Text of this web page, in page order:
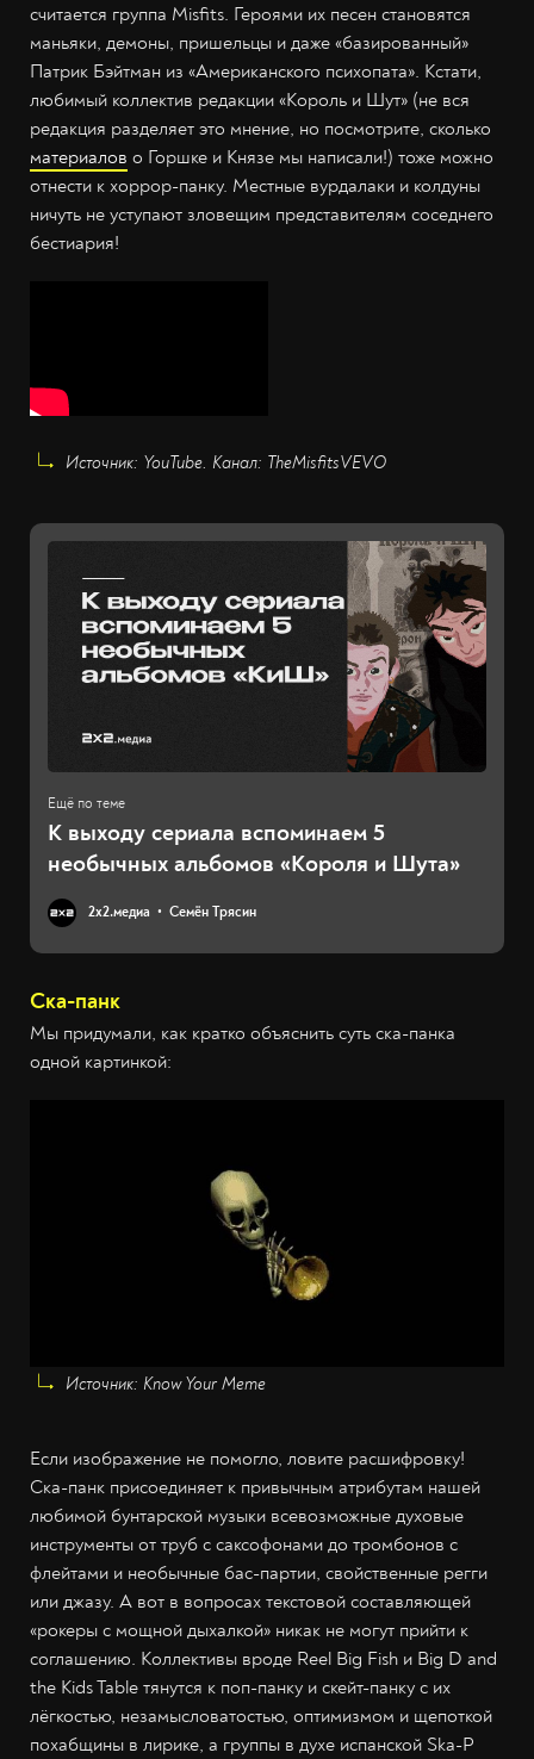
считается группа Misfits. Героями их песен становятся
маньяки, демоны, пришельцы и даже «базированный»
Патрик Бэйтман из «Американского психопата». Кстати,
любимый коллектив редакции «Король и Шут» (не вся
редакция разделяет это мнение, но посмотрите, сколько
материалов о Горшке и Князе мы написали!) тоже можно
отнести к хоррор-панку. Местные вурдалаки и колдуны
ничуть не уступают зловещим представителям соседнего
бестиария!
Источник: YouTube. Канал: TheMisfitsVEVO
К выходу сериала вспоминаем 5
необычных альбомов «Короля и Шута»
2х2.медиа Семён Трясин
Ска-панк
Мы придумали, как кратко объяснить суть ска-панка
одной картинкой:
Источник: Know Your Meme
Если изображение не помогло, ловите расшифровку!
Ска-панк присоединяет к привычным атрибутам нашей
любимой бунтарской музыки всевозможные духовые
инструменты от труб с саксофонами до тромбонов с
флейтами и необычные бас-партии, свойственные регги
или джазу. А вот в вопросах текстовой составляющей
«рокеры с мощной дыхалкой» никак не могут прийти к
соглашению. Коллективы вроде Reel Big Fish и Big D and
the Kids Table тянутся к поп-панку и скейт-панку с их
лёгкостью, незамысловатостью, оптимизмом и щепоткой
похабщины в лирике, а группы в духе испанской Ska-P